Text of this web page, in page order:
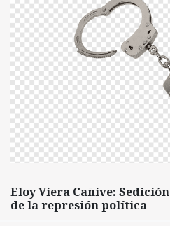
Eloy Viera Cañive:
de la represión política